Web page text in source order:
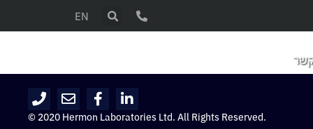
EN
© 2020 Hermon Laboratories Ltd. All Rights Reserved.